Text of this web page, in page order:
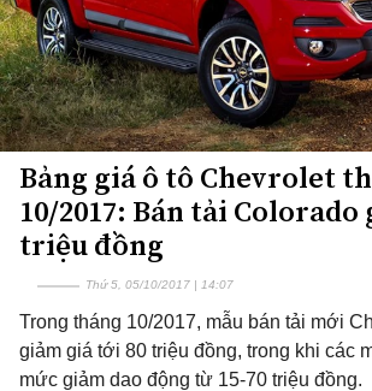
Bảng giá ô tô Chevrolet
10/2017: Bán tải Colorado
triệu đồng
Thứ 5, 05/10/2017 | 14:07
Trong tháng 10/2017, mẫu bán tải mới
giảm giá tới 80 triệu đồng, trong khi các
mức giảm dao động từ 15-70 triệu đồng.